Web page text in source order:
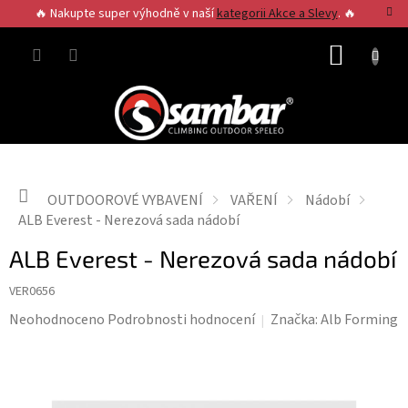
na
obsah
🔥 Nakupte super výhodně v našíkategorii Akce a Slevy. 🔥
Domů
OUTDOOROVÉ VYBAVENÍ VAŘENÍ
Nádobí
ALB Everest - Nerezová sada nádobí
ALB Everest - Nerezová sada nádobí
VER0656
Průměrné
Neohodnoceno Podrobnosti hodnocení Značka:Alb Forming